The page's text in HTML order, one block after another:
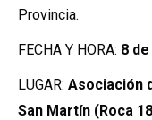
Provincia.
FECHA Y HORA: 8
LUGAR: Asociación
San Martín (Roca